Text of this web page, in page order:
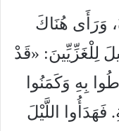
وَرَأَى هُنَاكَ
فَدَخَلَ إِلَيْهَا. 2فَقِيلَ لِلْغَزِّيِّينَ: «قَدْ
بِهِ وَكَمَنُوا
فَهَدَأُوا اللَّيْلَ